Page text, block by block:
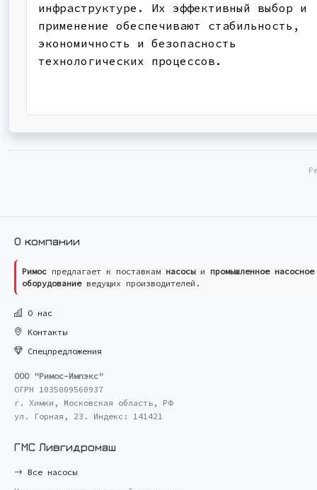
инфраструктуре. Их эффективный выбор и
применение обеспечивают стабильность,
экономичность и безопасность
технологических процессов.
О компании
Римос предлагает к поставкам насосыи промышленное насосное
оборудованиеведущих производителей.
О нас
Контакты
Спецпредложения
ООО "Римос-Импэкс"
ОГРН 1035009560937
г. Химки, Московская область, РФ
ул. Горная, 23. Индекс: 141421
ГМС Ливгидромаш
Все насосы